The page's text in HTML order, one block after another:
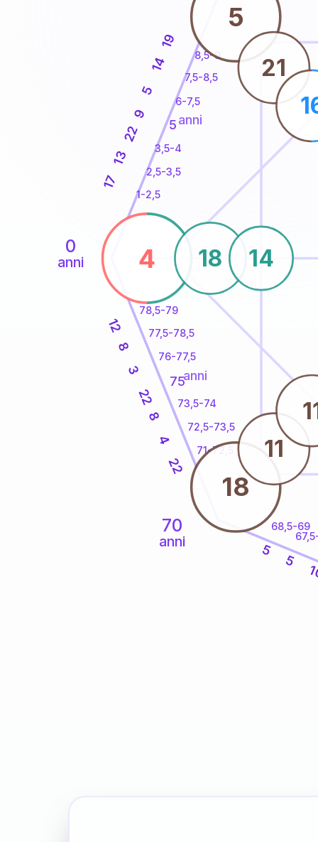
0
anni
70
anni
1-2,5
2,5-3,5
3,5-4
6-7,5
7,5-8,5
8,5-9
68,5-69
71-72,5
72,5-73,5
73,5-74
76-77,5
77,5-78,5
78,5-79
17
13
22
9
5
14
19
5
5
22
4
8
22
3
8
12
4
5
18
18 14
21
11
5anni
75anni